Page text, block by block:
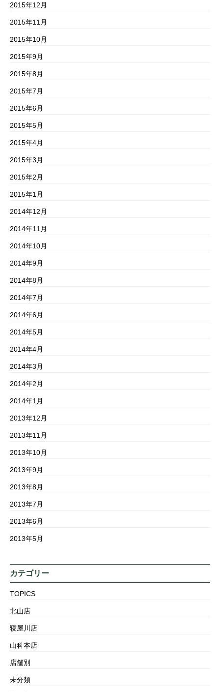
2015年12月
2015年11月
2015年10月
2015年9月
2015年8月
2015年7月
2015年6月
2015年5月
2015年4月
2015年3月
2015年2月
2015年1月
2014年12月
2014年11月
2014年10月
2014年9月
2014年8月
2014年7月
2014年6月
2014年5月
2014年4月
2014年3月
2014年2月
2014年1月
2013年12月
2013年11月
2013年10月
2013年9月
2013年8月
2013年7月
2013年6月
2013年5月
カテゴリー
TOPICS
北山店
寝屋川店
山科本店
店舗別
未分類